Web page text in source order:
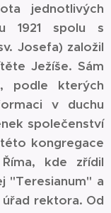
jednotlivých
1921 spolu s
Josefa) založil
Ježíše. Sám
podle kterých
v duchu
společenství
kongregace
kde zřídil
"Teresianum" a
úřad rektora. Od